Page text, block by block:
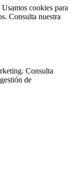
Usamos cookies para
Consulta nuestra
Consulta
de